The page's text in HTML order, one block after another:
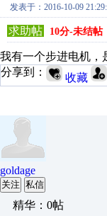
发表于：2016-10-09
求助帖 10分-未结帖
我有一个步进电机，
分享到：
收藏
goldage
关注 私信
精华：0帖